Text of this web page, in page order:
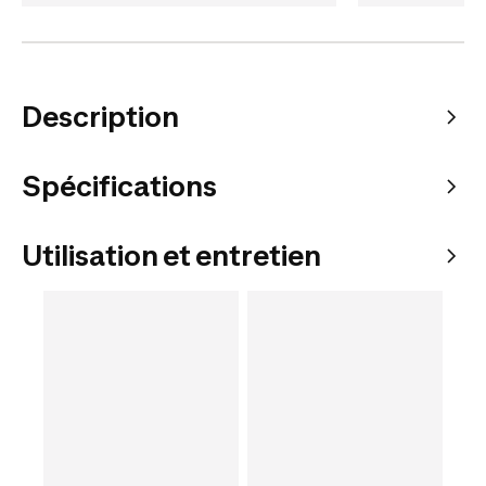
Description
Spécifications
Utilisation et entretien